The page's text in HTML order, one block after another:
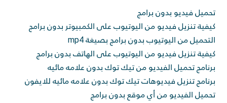
تحميل فيديو بدون برامج
كيفية تنزيل فيديو من اليوتيوب على الكمبيوتر بدون برامج
التحميل من اليوتيوب بدون برامج بصيغة mp4
كيفية تنزيل فيديو من اليوتيوب على الهاتف بدون برامج
برنامج تحميل الفيديو من تيك توك بدون علامه مائيه
برنامج تنزيل فيديوهات تيك توك بدون علامه مائيه للايفون
تحميل الفيديو من أي موقع بدون برامج